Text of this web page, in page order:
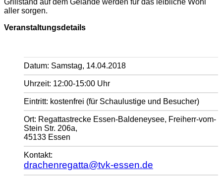
Grillstand auf dem Gelände werden für das leibliche Wohl
aller sorgen.
Veranstaltungsdetails
Datum: Samstag, 14.04.2018
Uhrzeit: 12:00-15:00 Uhr
Eintritt: kostenfrei (für Schaulustige und Besucher)
Ort: Regattastrecke Essen-Baldeneysee, Freiherr-vom-
Stein Str. 206a,
45133 Essen
Kontakt:
drachenregatta@tvk-essen.de